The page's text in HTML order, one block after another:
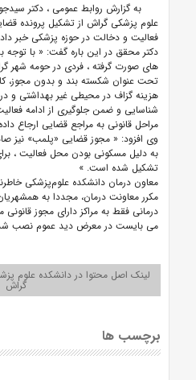
به گزارش روابط عمومی ، دکتر
علوم پزشکی گراش از تشکیل پرونده
فعالیت و دخالت در حوزه پزشکی خبر
دکتر محقق در این باره گفت: « با توجه
های صورت گرفته ، فردی در حومه
تحت عنوان شکسته بند و بدون مجوز،
هزینه گزاف در محیطی غیر بهداشتی و
شناسایی و ضمن جلوگیری از ادامه
مراحل قانونی به مراجع قضایی ارجاع
وی افزود: « مجوز قضایی «پلمب» نیز
به دلیل مسکونی بودن محل فعالیت ،
تشکیل شده است. »
معاون درمان دانشکده علوم‌پزشکی
مکرر معاونت درمان، مجددا به
درمانی فقط به مراکز دارای مجوز قانونی
می بایست در معرض دید عموم نصب
لینک اصل محتوا در دانشکده علوم
گراش
برچسب ها